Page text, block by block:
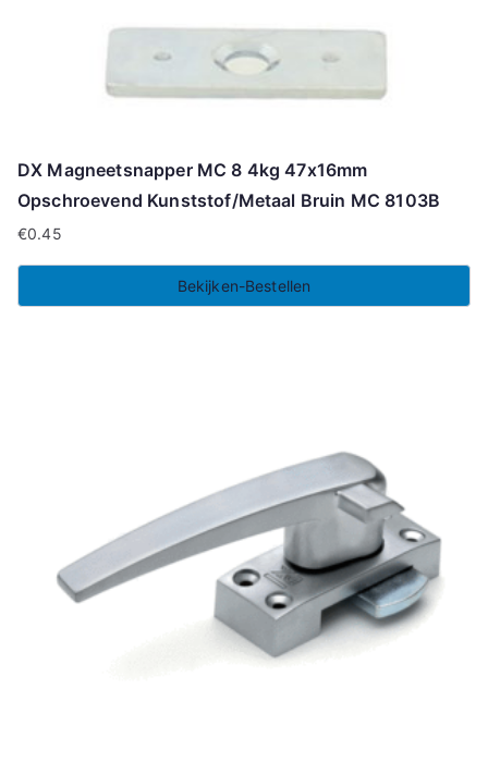
DX Magneetsnapper MC 8 4kg 47x16mm
Opschroevend Kunststof/Metaal Bruin MC 8103B
€0.45
Bekijken-Bestellen